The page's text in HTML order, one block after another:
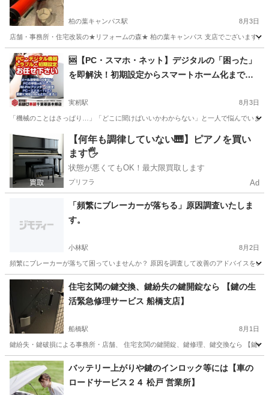
柏の葉キャンパス駅 8月3日
店舗・事務所・住宅改装の★リフォームの森★ 柏の葉キャンパス 支店でございます。
千葉 柏市 柏の葉キャンパス駅 トイレつまり/水漏れ修理
電話番号
🆘【PC・スマホ・ネット】デジタルの「困った」
を即解決！初期設定からスマートホーム化まで専
実籾駅 8月3日
「機械のことはさっぱり…」「どこに聞けばいいかわからない」と一人で悩んでいま
千葉 千葉市 実籾駅 パソコン修理 料金
【何年も調律していない🎹】ピアノを買い
ます🖐️
状態が悪くてもOK！最大限買取します
プリフラ Ad
「頻繁にブレーカーが落ちる」原因調査いたしま
す。
小林駅 8月2日
頻繁にブレーカーが落ちて困っていませんか？ 原因を調査して改善のアドバイスを
千葉 印西市 小林駅 その他
住宅玄関の鍵交換、鍵紛失の鍵開錠なら 【鍵の生
活緊急修理サービス 船橋支店】
船橋駅 8月1日
鍵紛失・鍵破損による事務所・店舗、 住宅玄関の鍵開錠、鍵修理、鍵交換なら 【鍵
千葉 船橋市 船橋駅 鍵交換 電話番号
バッテリー上がりや鍵のインロック等には【車の
ロードサービス２４ 松戸 営業所】